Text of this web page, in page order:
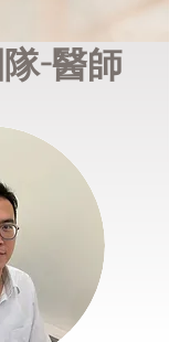
-醫師